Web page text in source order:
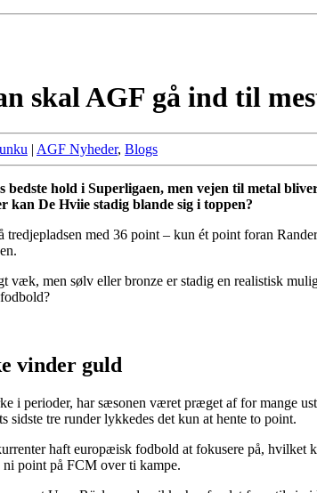
skal AGF gå ind til
| AGF Nyheder, Blogs
bedste hold i Superligaen, men vejen til metal
kan De Hviie stadig blande sig i toppen?
tredjepladsen med 36 point – kun ét point foran
væk, men sølv eller bronze er stadig en realistisk
vinder guld
i perioder, har sæsonen været præget af for mange
sidste tre runder lykkedes det kun at hente to point.
haft europæisk fodbold at fokusere på,
point på FCM over ti kampe.